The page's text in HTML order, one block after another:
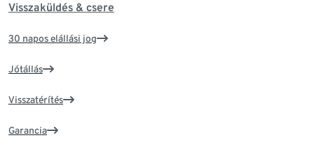
Visszaküldés & csere
30 napos elállási jog
Jótállás
Visszatérítés
Garancia